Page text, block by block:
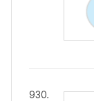
930.